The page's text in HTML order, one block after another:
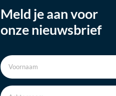
Meld je aan voor
onze nieuwsbrief